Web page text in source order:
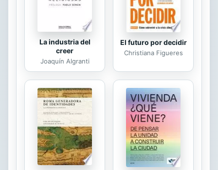
La industria del
creer
Joaquín Algranti
El futuro por decidir
Christiana Figueres